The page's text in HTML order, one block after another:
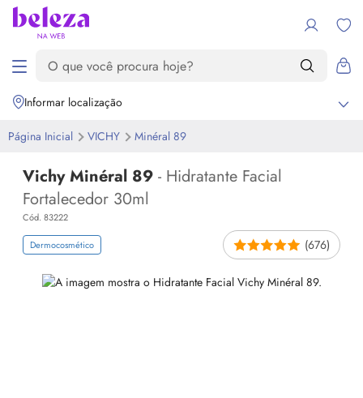
Informar localização
Página Inicial VICHY Minéral 89
Vichy Minéral 89 - Hidratante Facial
Fortalecedor 30ml
Cód. 83222
Dermocosmético (676)